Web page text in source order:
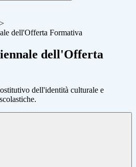
>
dell'Offerta Formativa
dell'Offerta
dell'identità culturale e